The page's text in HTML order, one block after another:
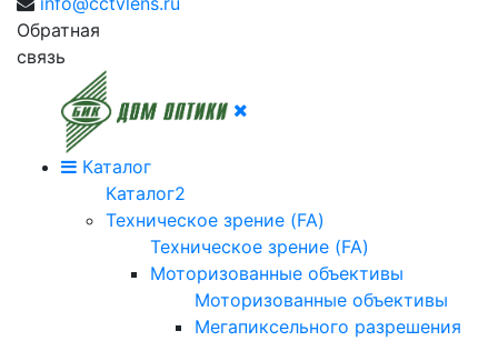
Обратная
связь
Каталог
Каталог2
Техническое зрение (FA)
Техническое зрение (FA)
Моторизованные объективы
Моторизованные объективы
Мегапиксельного разрешения